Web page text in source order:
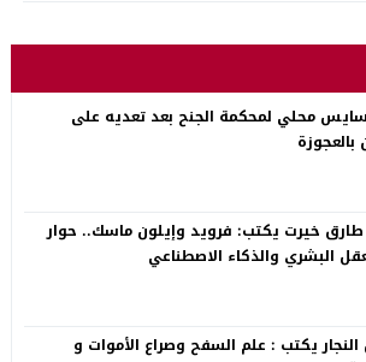
سايس محلي لمحكمة الجنح بعد تعديه على
طارق خيرت يكتب: فرويد وإيلون ماسك.. حوار
البشري والذكاء الاصطناعي
حسين النجار يكتب : علم السفح وصراع الأموات و